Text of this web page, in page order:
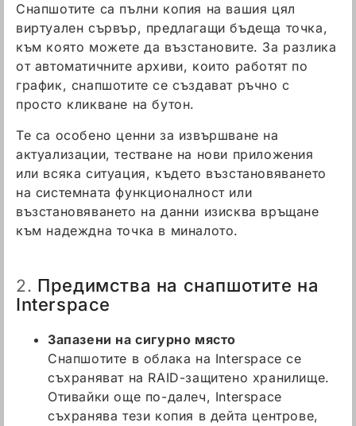
Снапшотите са пълни копия на вашия цял
виртуален сървър, предлагащи бъдеща точка,
към която можете да възстановите. За разлика
от автоматичните архиви, които работят по
график, снапшотите се създават ръчно с
просто кликване на бутон.
Те са особено ценни за извършване на
актуализации, тестване на нови приложения
или всяка ситуация, където възстановяването
на системната функционалност или
възстановяването на данни изисква връщане
към надеждна точка в миналото.
2. Предимства на снапшотите на
Interspace
Запазени на сигурно място
Снапшотите в облака на Interspace се
съхраняват на RAID-защитено хранилище.
Отивайки още по-далеч, Interspace
съхранява тези копия в дейта центрове,